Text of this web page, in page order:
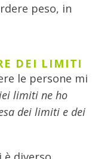
peso, in
DEI LIMITI
le persone mi
limiti ne ho
dei limiti e dei